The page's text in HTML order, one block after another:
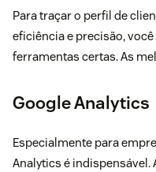
Para traçar o perfil de
eficiência e precisão,
ferramentas certas. As
Google Analytics
Especialmente para
Analytics é indispensável.